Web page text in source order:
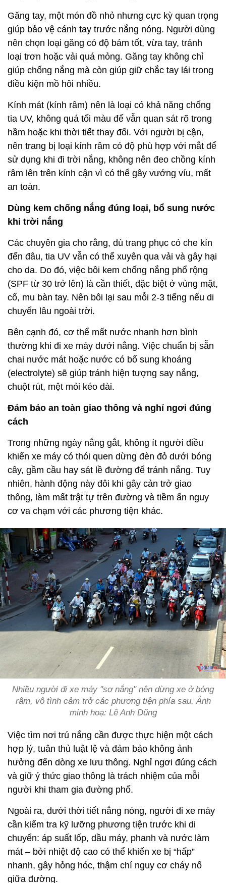
Găng tay, một món đồ nhỏ nhưng cực kỳ quan trọng
giúp bảo vệ cánh tay trước nắng nóng. Người dùng
nên chọn loại găng có độ bám tốt, vừa tay, tránh
loại trơn hoặc vải quá mỏng. Găng tay không chỉ
giúp chống nắng mà còn giúp giữ chắc tay lái trong
điều kiện mồ hôi nhiều.
Kính mát (kính râm) nên là loại có khả năng chống
tia UV, không quá tối màu để vẫn quan sát rõ trong
hầm hoặc khi thời tiết thay đổi. Với người bị cận,
nên trang bị loại kính râm có độ phù hợp với mắt để
sử dụng khi đi trời nắng, không nên đeo chồng kính
râm lên trên kính cận vì có thể gây vướng víu, mất
an toàn.
Dùng kem chống nắng đúng loại, bổ sung nước
khi trời nắng
Các chuyên gia cho rằng, dù trang phục có che kín
đến đâu, tia UV vẫn có thể xuyên qua vải và gây hại
cho da. Do đó, việc bôi kem chống nắng phổ rộng
(SPF từ 30 trở lên) là cần thiết, đặc biệt ở vùng mặt,
cổ, mu bàn tay. Nên bôi lại sau mỗi 2-3 tiếng nếu di
chuyển lâu ngoài trời.
Bên cạnh đó, cơ thể mất nước nhanh hơn bình
thường khi đi xe máy dưới nắng. Việc chuẩn bị sẵn
chai nước mát hoặc nước có bổ sung khoáng
(electrolyte) sẽ giúp tránh hiện tượng say nắng,
chuột rút, mệt mỏi kéo dài.
Đảm bảo an toàn giao thông và nghỉ ngơi đúng
cách
Trong những ngày nắng gắt, không ít người điều
khiển xe máy có thói quen dừng đèn đỏ dưới bóng
cây, gầm cầu hay sát lề đường để tránh nắng. Tuy
nhiên, hành động này đôi khi gây cản trở giao
thông, làm mất trật tự trên đường và tiềm ẩn nguy
cơ va chạm với các phương tiện khác.
Nhiều người đi xe máy "sợ nắng" nên dừng xe ở bóng
râm, vô tình cảm trở các phương tiện phía sau. Ảnh
minh hoạ: Lê Anh Dũng
Việc tìm nơi trú nắng cần được thực hiện một cách
hợp lý, tuân thủ luật lệ và đảm bảo không ảnh
hưởng đến dòng xe lưu thông. Nghỉ ngơi đúng cách
và giữ ý thức giao thông là trách nhiệm của mỗi
người khi tham gia đường phố.
Ngoài ra, dưới thời tiết nắng nóng, người đi xe máy
cần kiểm tra kỹ lưỡng phương tiện trước khi di
chuyển: áp suất lốp, dầu máy, phanh và nước làm
mát – bởi nhiệt độ cao có thể khiến xe bị “hấp”
nhanh, gây hỏng hóc, thậm chí nguy cơ cháy nổ
giữa đường.